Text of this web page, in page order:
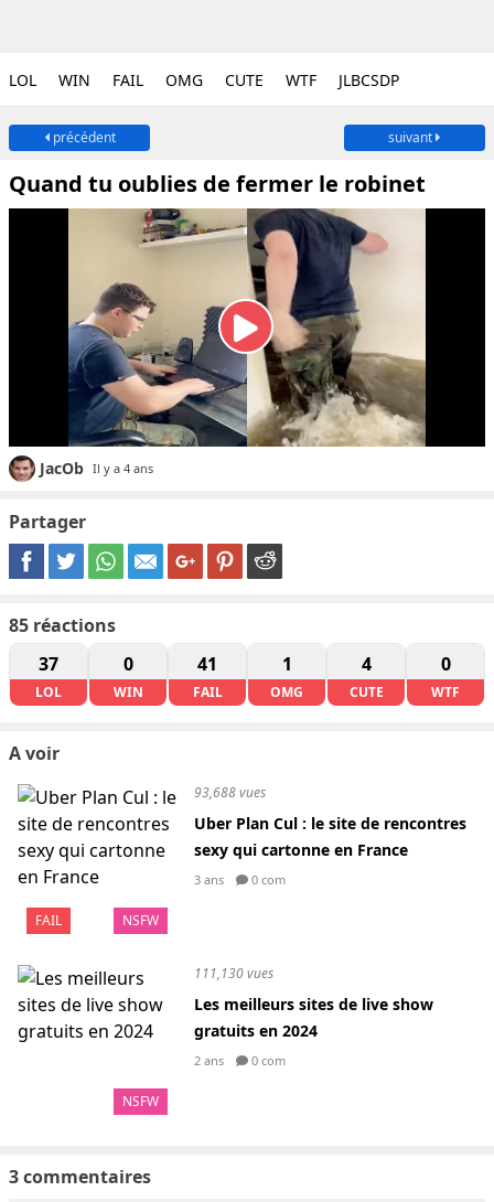
LOL WIN FAIL OMG CUTE WTF JLBCSDP
précédent suivant
Quand tu oublies de fermer le robinet
JacOb Il y a 4 ans
Partager
85 réactions
37
LOL
0
WIN
41
FAIL
1
OMG
4
CUTE
0
WTF
A voir
FAIL NSFW
93,688 vues
Uber Plan Cul : le site de rencontres
sexy qui cartonne en France
3 ans 0 com
NSFW
111,130 vues
Les meilleurs sites de live show
gratuits en 2024
2 ans 0 com
3 commentaires